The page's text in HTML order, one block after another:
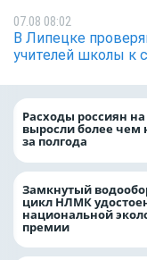
07.08 08:02
В Липецке
учителей школы к
Расходы россиян
выросли более чем
за полгода
Замкнутый
цикл НЛМК
национальной
премии